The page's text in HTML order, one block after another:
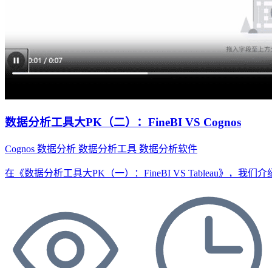
数据分析工具大PK（二）：FineBI VS Cognos
Cognos 数据分析 数据分析工具 数据分析软件
在《数据分析工具大PK（一）：FineBI VS Tableau》，我们